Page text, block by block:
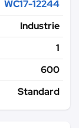
WC17-12244
Industrie
1
600
Standard